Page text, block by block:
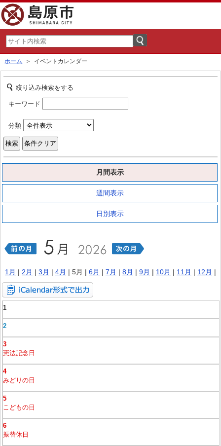
ホーム ＞ イベントカレンダー
絞り込み検索をする
キーワード
分類
月間表示
週間表示
日別表示
1月 | 2月 | 3月 | 4月 | 5月 | 6月 | 7月 | 8月 | 9月 | 10月 | 11月 | 12月 |
1
2
3
憲法記念日
4
みどりの日
5
こどもの日
6
振替休日